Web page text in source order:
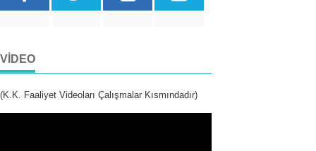
VIDEO
(K.K. Faaliyet Videoları Çalışmalar Kısmındadır)